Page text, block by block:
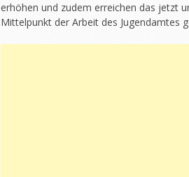
erhöhen und zudem erreichen das jetzt
Mittelpunkt der Arbeit des Jugendamtes